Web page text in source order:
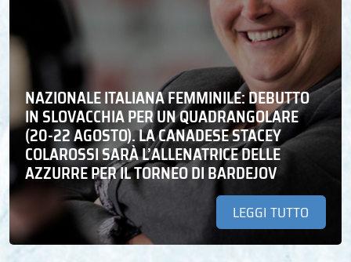
NAZIONALE ITALIANA FEMMINILE: DEBUTTO
IN SLOVACCHIA PER UN QUADRANGOLARE
(20-22 AGOSTO). LA CANADESE STACEY
COLAROSSI SARÀ L’ALLENATRICE DELLE
AZZURRE PER IL TORNEO DI BARDEJOV
LEGGI TUTTO